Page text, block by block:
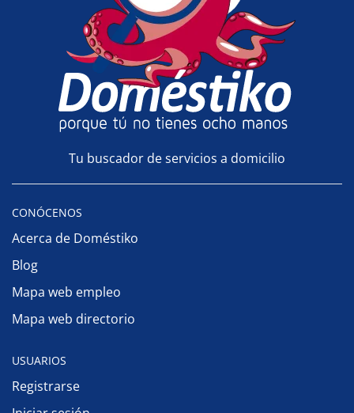
Tu buscador de servicios a domicilio
CONÓCENOS
Acerca de Doméstiko
Blog
Mapa web empleo
Mapa web directorio
USUARIOS
Registrarse